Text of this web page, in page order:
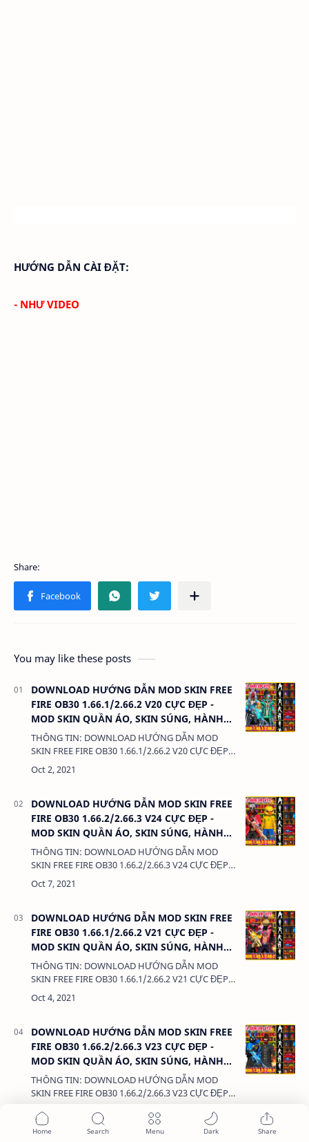
HƯỚNG DẪN CÀI ĐẶT:
- NHƯ VIDEO
You may like these posts
DOWNLOAD HƯỚNG DẪN MOD SKIN FREE
FIRE OB30 1.66.1/2.66.2 V20 CỰC ĐẸP -
MOD SKIN QUẦN ÁO, SKIN SÚNG, HÀNH
ĐỘNG, KHÔNG LỖI TÌM TRẬN
THÔNG TIN: DOWNLOAD HƯỚNG DẪN MOD
SKIN FREE FIRE OB30 1.66.1/2.66.2 V20 CỰC ĐẸP -
MOD SKIN QUẦN ÁO, SKIN SÚNG, HÀNH ĐỘNG,
DOWNLOAD HƯỚNG DẪN MOD SKIN FREE
FIRE OB30 1.66.2/2.66.3 V24 CỰC ĐẸP -
MOD SKIN QUẦN ÁO, SKIN SÚNG, HÀNH
ĐỘNG, KHÔNG LỖI TÌM TRẬN
THÔNG TIN: DOWNLOAD HƯỚNG DẪN MOD
SKIN FREE FIRE OB30 1.66.2/2.66.3 V24 CỰC ĐẸP -
MOD SKIN QUẦN ÁO, SKIN SÚNG, HÀNH ĐỘNG,
DOWNLOAD HƯỚNG DẪN MOD SKIN FREE
FIRE OB30 1.66.1/2.66.2 V21 CỰC ĐẸP -
MOD SKIN QUẦN ÁO, SKIN SÚNG, HÀNH
ĐỘNG, KHÔNG LỖI TÌM TRẬN
THÔNG TIN: DOWNLOAD HƯỚNG DẪN MOD
SKIN FREE FIRE OB30 1.66.1/2.66.2 V21 CỰC ĐẸP -
MOD SKIN QUẦN ÁO, SKIN SÚNG, HÀNH ĐỘNG,
KHÔNG LỖI TÌM TRẬN DUNG LƯỢNG: 3MB LINK:
DOWNLOAD HƯỚNG DẪN MOD SKIN FREE
FIRE OB30 1.66.2/2.66.3 V23 CỰC ĐẸP -
MOD SKIN QUẦN ÁO, SKIN SÚNG, HÀNH
ĐỘNG, KHÔNG LỖI TÌM TRẬN
THÔNG TIN: DOWNLOAD HƯỚNG DẪN MOD
SKIN FREE FIRE OB30 1.66.2/2.66.3 V23 CỰC ĐẸP -
KHÔNG LỖI TÌM TRẬN DUNG LƯỢNG: 3MB LINK:
(a…